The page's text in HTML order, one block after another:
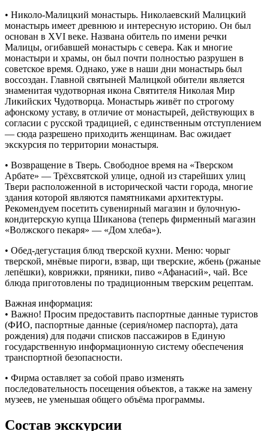
• Николо-Малицкий монастырь. Николаевский Малицкий
монастырь имеет древнюю и интересную историю. Он был
основан в XVI веке. Названа обитель по имени речки
Малицы, огибавшей монастырь с севера. Как и многие
монастыри и храмы, он был почти полностью разрушен в
советское время. Однако, уже в наши дни монастырь был
воссоздан. Главной святыней Малицкой обители является
знаменитая чудотворная икона Святителя Николая Мир
Ликийских Чудотворца. Монастырь живёт по строгому
афонскому уставу, в отличие от монастырей, действующих в
согласии с русской традицией, с единственным отступлением
— сюда разрешено приходить женщинам. Вас ожидает
экскурсия по территории монастыря.
• Возвращение в Тверь. Свободное время на «Тверском
Арбате» — Трёхсвятской улице, одной из старейших улиц
Твери расположенной в исторической части города, многие
здания которой являются памятниками архитектуры.
Рекомендуем посетить сувенирный магазин и булочную-
кондитерскую купца Шиканова (теперь фирменный магазин
«Волжского пекаря» — «Дом хлеба»).
• Обед-дегустация блюд тверской кухни. Меню: чорыг
тверской, мнёвые пироги, взвар, щи тверские, жбень (ржаные
лепёшки), коврижки, пряники, пиво «Афанасий», чай. Все
блюда приготовлены по традиционным тверским рецептам.
Важная информация:
• Важно! Просим предоставить паспортные данные туристов
(ФИО, паспортные данные (серия/номер паспорта), дата
рождения) для подачи списков пассажиров в Единую
государственную информационную систему обеспечения
транспортной безопасности.
• Фирма оставляет за собой право изменять
последовательность посещения объектов, а также на замену
музеев, не уменьшая общего объёма программы.
Состав экскурсии